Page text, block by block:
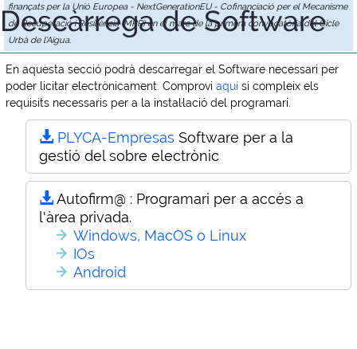
finançats per la Unió Europea - NextGenerationEU - Cofinanciació per el Mecanisme
de Recuperació i Resiliència (MRR) en el marc de la primera convocatòria del Cicle
Urbà de l'Aigua.
Descàrrega de Software
En aquesta secció podrà descarregar el Software necessari per
poder licitar electrònicament. Comprovi aquí si compleix els
requisits necessaris per a la instal·lació del programari.
PLYCA-Empresas Software per a la
gestió del sobre electrònic
Autofirm@ : Programari per a accés a
l'àrea privada.
Windows, MacOS o Linux
IOs
Android